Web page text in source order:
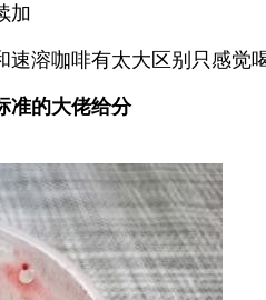
加
溶咖啡有太大区别只感觉
准的大佬给分